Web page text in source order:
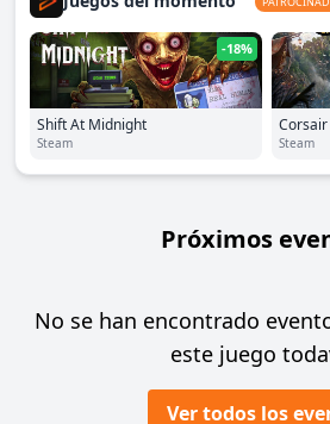
-18%
Shift At Midnight
Steam
Corsair
Steam
Próximos
No se han encontrado
este juego
Ver todos los